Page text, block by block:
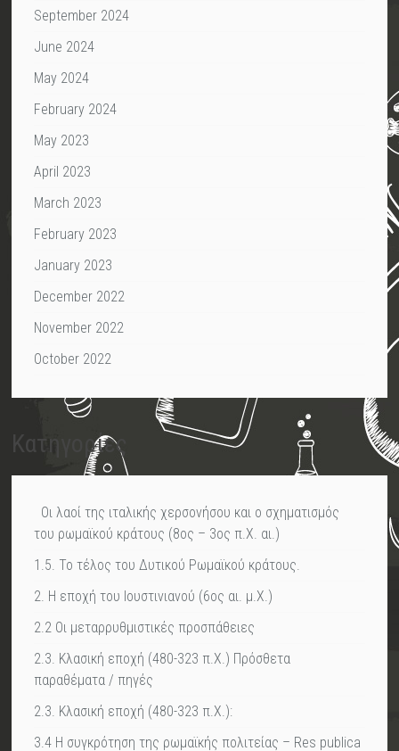
September 2024
June 2024
May 2024
February 2024
May 2023
April 2023
March 2023
February 2023
January 2023
December 2022
November 2022
October 2022
Kατηγορίες
Οι λαοί της ιταλικής χερσονήσου και ο σχηματισμός
του ρωμαϊκού κράτους (8ος – 3ος π.Χ. αι.)
1.5. Το τέλος του Δυτικού Ρωμαϊκού κράτους.
2. Η εποχή του Ιουστινιανού (6ος αι. μ.Χ.)
2.2 Οι μεταρρυθμιστικές προσπάθειες
2.3. Κλασική εποχή (480-323 π.Χ.) Πρόσθετα
παραθέματα / πηγές
2.3. Κλασική εποχή (480-323 π.Χ.):
3.4 Η συγκρότηση της ρωμαϊκής πολιτείας – Res publica